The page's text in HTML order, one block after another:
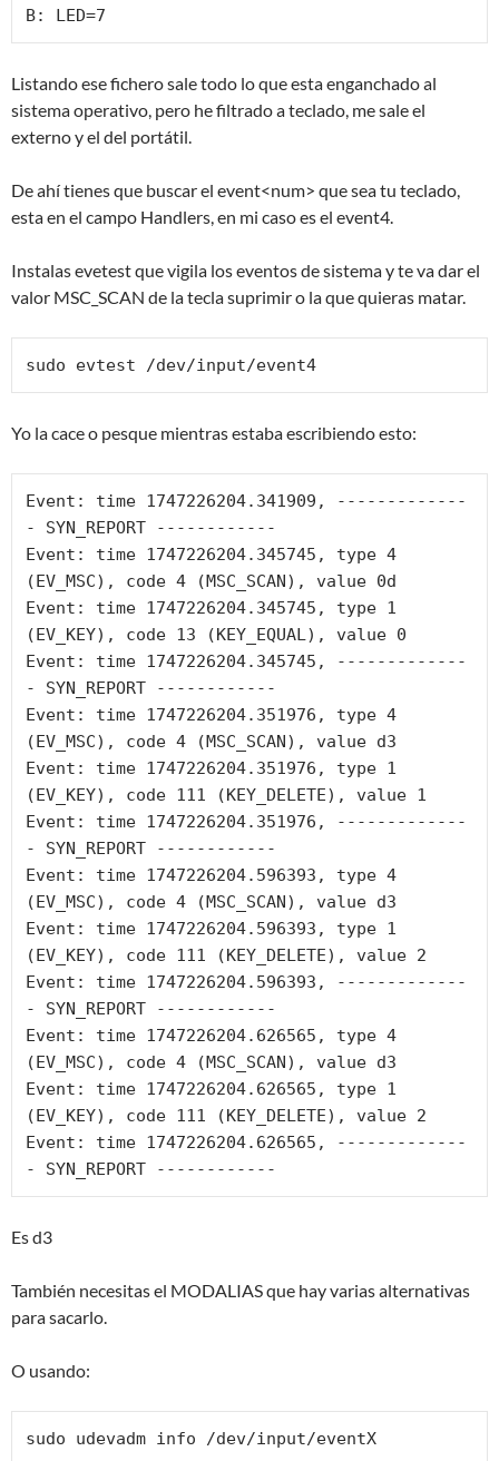
B: LED=7
Listando ese fichero sale todo lo que esta enganchado al
sistema operativo, pero he filtrado a teclado, me sale el
externo y el del portátil.
De ahí tienes que buscar el event<num> que sea tu teclado,
esta en el campo Handlers, en mi caso es el event4.
Instalas evetest que vigila los eventos de sistema y te va dar el
valor MSC_SCAN de la tecla suprimir o la que quieras matar.
sudo evtest /dev/input/event4
Yo la cace o pesque mientras estaba escribiendo esto:
Event: time 1747226204.341909, -------------
- SYN_REPORT ------------
Event: time 1747226204.345745, type 4
(EV_MSC), code 4 (MSC_SCAN), value 0d
Event: time 1747226204.345745, type 1
(EV_KEY), code 13 (KEY_EQUAL), value 0
Event: time 1747226204.345745, -------------
- SYN_REPORT ------------
Event: time 1747226204.351976, type 4
(EV_MSC), code 4 (MSC_SCAN), value d3
Event: time 1747226204.351976, type 1
(EV_KEY), code 111 (KEY_DELETE), value 1
Event: time 1747226204.351976, -------------
- SYN_REPORT ------------
Event: time 1747226204.596393, type 4
(EV_MSC), code 4 (MSC_SCAN), value d3
Event: time 1747226204.596393, type 1
(EV_KEY), code 111 (KEY_DELETE), value 2
Event: time 1747226204.596393, -------------
- SYN_REPORT ------------
Event: time 1747226204.626565, type 4
(EV_MSC), code 4 (MSC_SCAN), value d3
Event: time 1747226204.626565, type 1
(EV_KEY), code 111 (KEY_DELETE), value 2
Event: time 1747226204.626565, -------------
- SYN_REPORT ------------
Es d3
También necesitas el MODALIAS que hay varias alternativas
para sacarlo.
O usando:
sudo udevadm info /dev/input/eventX